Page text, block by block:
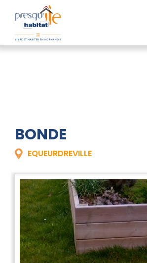
BONDE
EQUEURDREVILLE